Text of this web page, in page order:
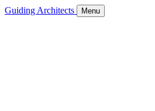
Guiding Architects Menu